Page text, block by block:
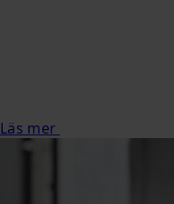
Läs mer